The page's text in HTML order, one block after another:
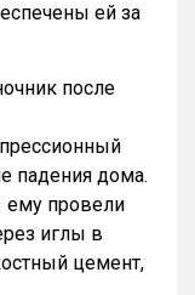
ей за
после
падения дома.
ему провели
иглы в
цемент,